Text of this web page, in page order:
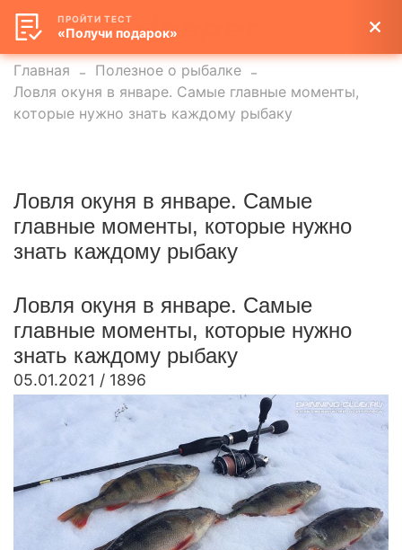
Главная
Полезное о рыбалке
Ловля окуня в январе. Самые главные моменты,
которые нужно знать каждому рыбаку
Ловля окуня в январе. Самые
главные моменты, которые нужно
знать каждому рыбаку
Ловля окуня в январе. Самые
главные моменты, которые нужно
знать каждому рыбаку
05.01.2021 / 1896
ПРОЙТИ ТЕСТ
«Получи подарок»